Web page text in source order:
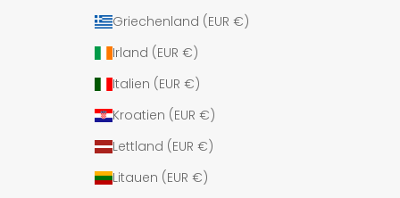
Griechenland (EUR €)
Irland (EUR €)
Italien (EUR €)
Kroatien (EUR €)
Lettland (EUR €)
Litauen (EUR €)